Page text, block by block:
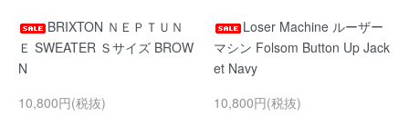
BRIXTON ＮＥＰＴＵＮ
Ｅ SWEATER Ｓサイズ BROW
N
10,800円(税抜)
Loser Machine ルーザー
マシン Folsom Button Up Jack
et Navy
10,800円(税抜)